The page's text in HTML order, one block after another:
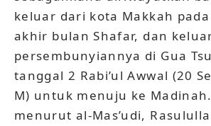
keluar dari kota Makkah
akhir bulan Shafar, dan
persembunyiannya di Gua
tanggal 2 Rabi’ul Awwal (20
M) untuk menuju ke
menurut al-Mas’udi,